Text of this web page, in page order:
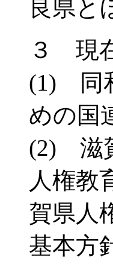
良県と
３ 現
(1) 同
めの国
(2) 滋
人権教
賀県人
基本方